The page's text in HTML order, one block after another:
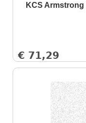
KCS Armstrong
€ 71,29